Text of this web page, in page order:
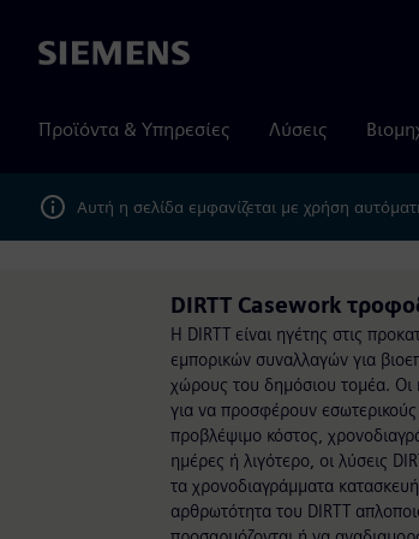
Siemens
Προϊόντα & Υπηρεσίες Λύσεις
Αυτή η σελίδα εμφανίζεται με χρήση
DIRTT Casework
Η DIRTT είναι ηγέτης στις
εμπορικών συναλλαγών για
χώρους του δημόσιου τομέα. Οι
για να προσφέρουν
προβλέψιμο κόστος,
ημέρες ή λιγότερο, οι λύσεις
τα χρονοδιαγράμματα
αρθρωτότητα του DIRTT